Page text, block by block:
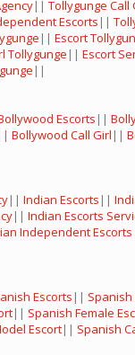
|| Tollygunge Call
Escorts ||
|| Escort
Tollygunge || Escort
||
Escorts ||
|| Bollywood Call Girl ||
|| Indian Escorts ||
|| Indian Escorts
Independent Escorts
Escorts || Spanish
|| Spanish Female
Escort|| Spanish